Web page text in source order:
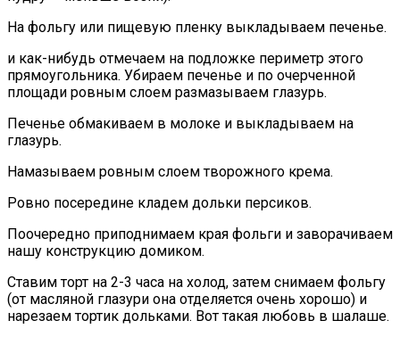
На фольгу или пищевую пленку выкладываем печенье.
и как-нибудь отмечаем на подложке периметр этого
прямоугольника. Убираем печенье и по очерченной
площади ровным слоем размазываем глазурь.
Печенье обмакиваем в молоке и выкладываем на
глазурь.
Намазываем ровным слоем творожного крема.
Ровно посередине кладем дольки персиков.
Поочередно приподнимаем края фольги и заворачиваем
нашу конструкцию домиком.
Ставим торт на 2-3 часа на холод, затем снимаем фольгу
(от масляной глазури она отделяется очень хорошо) и
нарезаем тортик дольками. Вот такая любовь в шалаше.